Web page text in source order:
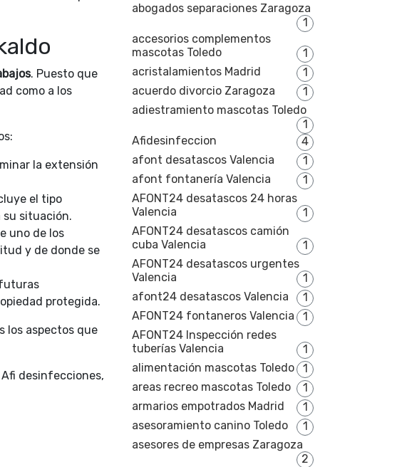
. Puesto que
como a los
la extensión
el tipo
su situación.
uno de los
y de donde se
protegida.
los aspectos que
desinfecciones,
abogados separaciones Zaragoza
1
accesorios complementos
mascotas Toledo
1
acristalamientos Madrid
1
acuerdo divorcio Zaragoza
1
adiestramiento mascotas Toledo
1
Afidesinfeccion
4
afont desatascos Valencia
1
afont fontanería Valencia
1
AFONT24 desatascos 24 horas
Valencia
1
AFONT24 desatascos camión
cuba Valencia
1
AFONT24 desatascos urgentes
Valencia
1
afont24 desatascos Valencia
1
AFONT24 fontaneros Valencia
1
AFONT24 Inspección redes
tuberías Valencia
1
alimentación mascotas Toledo
1
areas recreo mascotas Toledo
1
armarios empotrados Madrid
1
asesoramiento canino Toledo
1
asesores de empresas Zaragoza
2